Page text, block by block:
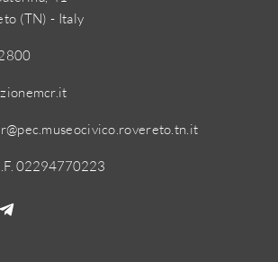
(TN) - Italy
02294770223